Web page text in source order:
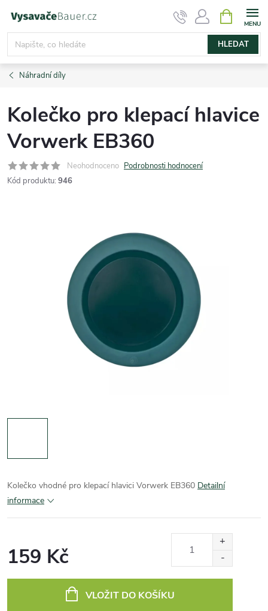
obsah
HLEDAT
NÁKUPNÍ
KOŠÍK
Náhradní díly
Kolečko pro klepací hlavice
Vorwerk EB360
Neohodnoceno Podrobnosti hodnocení
Kód produktu: 946
Kolečko vhodné pro klepací hlavici Vorwerk EB360 Detailní
informace
159 Kč
VLOŽIT DO KOŠÍKU